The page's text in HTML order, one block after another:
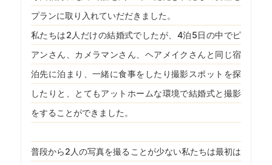
プランに取り入れていだだきました。
私たちは2人だけの結婚式でしたが、4泊5日の中でピ
アンさん、カメラマンさん、ヘアメイクさんと同じ宿
泊先に泊まり、一緒に食事をしたり撮影スポットを探
したりと、とてもアットホームな環境で結婚式と撮影
をすることができました。
普段から2人の写真を撮ることが少ない私たちは最初は